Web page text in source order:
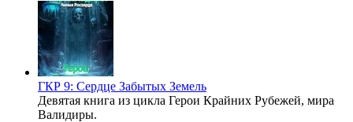
ГКР 9: Сердце Забытых Земель
Девятая книга из цикла Герои Крайних Рубежей, мира
Валидиры.